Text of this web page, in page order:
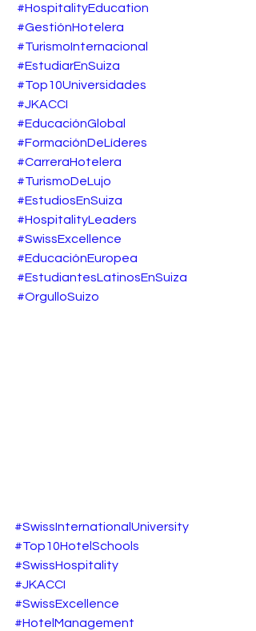
#HospitalityEducation
#GestiónHotelera
#TurismoInternacional
#EstudiarEnSuiza
#Top10Universidades
#JKACCI
#EducaciónGlobal
#FormaciónDeLíderes
#CarreraHotelera
#TurismoDeLujo
#EstudiosEnSuiza
#HospitalityLeaders
#SwissExcellence
#EducaciónEuropea
#EstudiantesLatinosEnSuiza
#OrgulloSuizo
#SwissInternationalUniversity
#Top10HotelSchools
#SwissHospitality
#JKACCI
#SwissExcellence
#HotelManagement